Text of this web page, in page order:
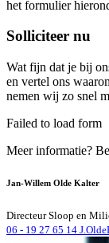
het formulier
Solliciteer nu
Wat fijn dat je bij
en vertel ons
nemen wij zo snel
Failed to load form
Meer informatie?
Jan-Willem Olde Kalter
Directeur Sloop en
06 - 19 27 65 14